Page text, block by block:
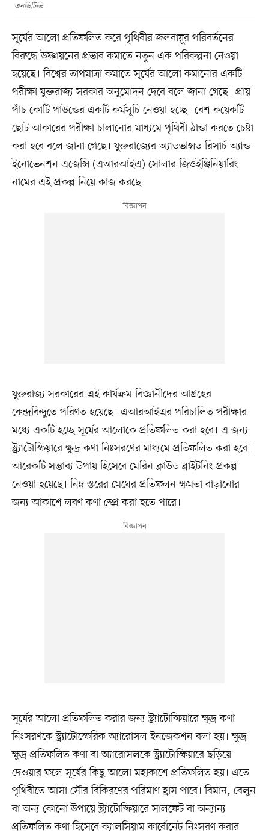
এনডিটিভি
সূর্যের আলো প্রতিফলিত করে পৃথিবীর জলবায়ুর পরিবর্তনের
বিরুদ্ধে উষ্ণায়নের প্রভাব কমাতে নতুন এক পরিকল্পনা নেওয়া
হয়েছে। বিশ্বের তাপমাত্রা কমাতে সূর্যের আলো কমানোর একটি
পরীক্ষা যুক্তরাজ্য সরকার অনুমোদন দেবে বলে জানা গেছে। প্রায়
পাঁচ কোটি পাউন্ডের একটি কর্মসূচি নেওয়া হচ্ছে। বেশ কয়েকটি
ছোট আকারের পরীক্ষা চালানোর মাধ্যমে পৃথিবী ঠান্ডা করতে চেষ্টা
করা হবে বলে জানা গেছে। যুক্তরাজ্যের অ্যাডভান্সড রিসার্চ অ্যান্ড
ইনোভেনশন এজেন্সি (এআরআইএ) সোলার জিওইঞ্জিনিয়ারিং
নামের এই প্রকল্প নিয়ে কাজ করছে।
যুক্তরাজ্য সরকারের এই কার্যক্রম বিজ্ঞানীদের আগ্রহের
কেন্দ্রবিন্দুতে পরিণত হয়েছে। এআরআইএর পরিচালিত পরীক্ষার
মধ্যে একটি হচ্ছে সূর্যের আলোকে প্রতিফলিত করা হবে। এ জন্য
স্ট্র্যাটোস্ফিয়ারে ক্ষুদ্র কণা নিঃসরণের মাধ্যমে প্রতিফলিত করা হবে।
আরেকটি সম্ভাব্য উপায় হিসেবে মেরিন ক্লাউড ব্রাইটনিং প্রকল্প
নেওয়া হয়েছে। নিম্ন স্তরের মেঘের প্রতিফলন ক্ষমতা বাড়ানোর
জন্য আকাশে লবণ কণা স্প্রে করা হতে পারে।
সূর্যের আলো প্রতিফলিত করার জন্য স্ট্র্যাটোস্ফিয়ারে ক্ষুদ্র কণা
নিঃসরণকে স্ট্র্যাটোস্ফেরিক অ্যারোসল ইনজেকশন বলা হয়। ক্ষুদ্র
ক্ষুদ্র প্রতিফলিত কণা বা অ্যারোসলকে স্ট্র্যাটোস্ফিয়ারে ছড়িয়ে
দেওয়ার ফলে সূর্যের কিছু আলো মহাকাশে প্রতিফলিত হয়। এতে
পৃথিবীতে আসা সৌর বিকিরণের পরিমাণ হ্রাস পাবে। বিমান, বেলুন
বা অন্য কোনো উপায়ে স্ট্র্যাটোস্ফিয়ারে সালফেট বা অন্যান্য
প্রতিফলিত কণা হিসেবে ক্যালসিয়াম কার্বোনেট নিঃসরণ করার